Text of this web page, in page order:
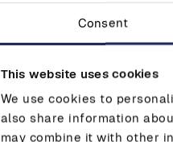
Consent
This website uses cookies
We use cookies to
also share information
may combine it with other